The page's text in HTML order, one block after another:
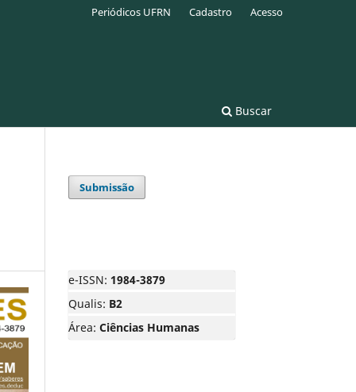
Buscar
Periódicos UFRN Cadastro Acesso
Submissão
e-ISSN: 1984-3879
Qualis: B2
Área: Ciências Humanas